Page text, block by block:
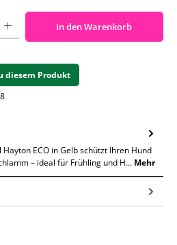
Wert ein oder benutze die
In den Warenkorb
diesem Produkt
ECO in Gelb schützt Ihren Hund
– ideal für Frühling und H… Mehr